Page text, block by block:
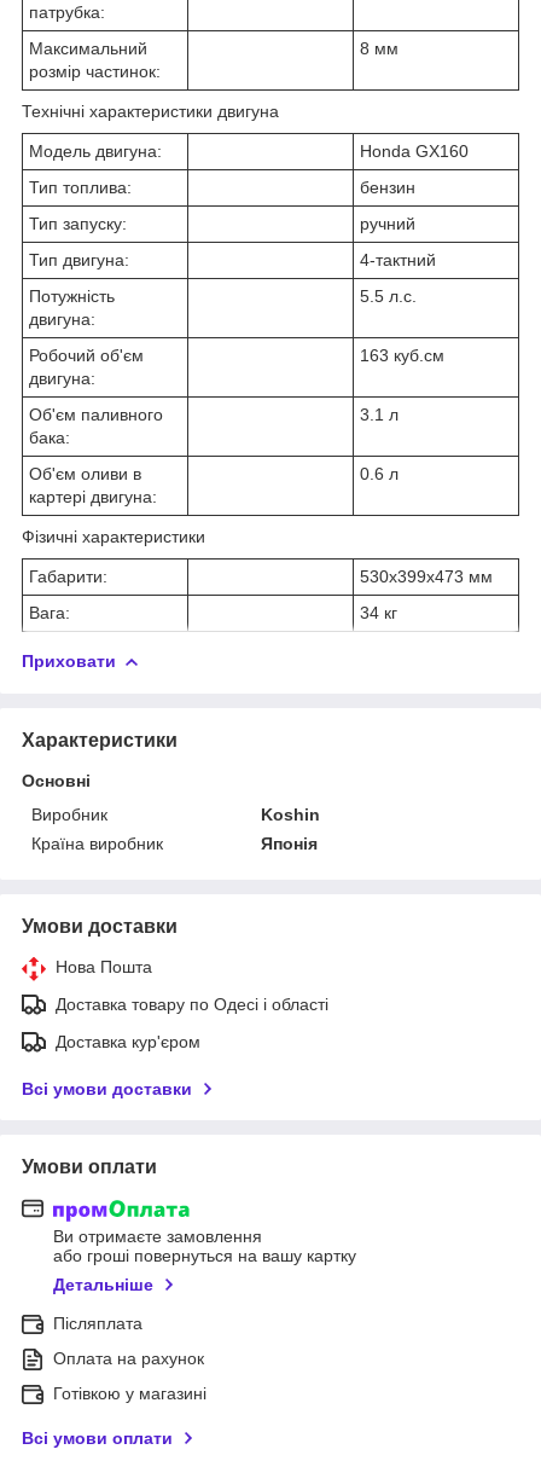
патрубка:
Максимальний
розмір частинок:
8 мм
Технічні характеристики двигуна
Модель двигуна:
Honda GX160
Тип топлива:
бензин
Тип запуску:
ручний
Тип двигуна:
4-тактний
Потужність
двигуна:
5.5 л.с.
Робочий об'єм
двигуна:
163 куб.см
Об'єм паливного
бака:
3.1 л
Об'єм оливи в
картері двигуна:
0.6 л
Фізичні характеристики
Габарити:
530x399x473 мм
Вага:
34 кг
Приховати
Характеристики
Основні
Виробник
Koshin
Країна виробник
Японія
Умови доставки
Нова Пошта
Доставка товару по Одесі і області
Доставка кур'єром
Всі умови доставки
Умови оплати
Ви отримаєте замовлення
або гроші повернуться на вашу картку
Детальніше
Післяплата
Оплата на рахунок
Готівкою у магазині
Всі умови оплати